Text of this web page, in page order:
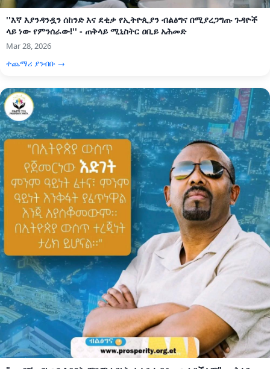
''እኛ እያንዳንዷን ሰከንድ እና ደቂቃ የኢትዮጲያን ብልፅግና በሚያረጋግጡ ጉዳዮች
ላይ ነው የምንሰራው!'' - ጠቅላይ ሚኒስትር ዐቢይ አሕመድ
Mar 28, 2026
ተጨማሪ ያንብቡ →